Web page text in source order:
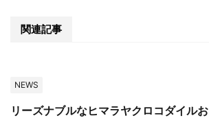
関連記事
NEWS
リーズナブルなヒマラヤクロコダイルお